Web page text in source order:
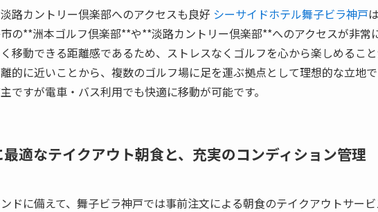
路カントリー倶楽部へのアクセスも良好 シーサイドホテル舞子ビラ神戸
の**洲本ゴルフ倶楽部**や**淡路カントリー倶楽部**へのアクセスが非常
移動できる距離感であるため、ストレスなくゴルフを心から楽しめるこ
的に近いことから、複数のゴルフ場に足を運ぶ拠点として理想的な立地
ですが電車・バス利用でも快適に移動が可能です。
適なテイクアウト朝食と、充実のコンディション管理
ドに備えて、舞子ビラ神戸では事前注文による朝食のテイクアウトサー